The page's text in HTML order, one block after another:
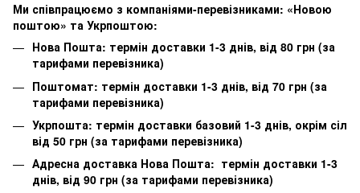
Ми співпрацюємо з компаніями-перевізниками: «Новою
поштою» та Укрпоштою:
Нова Пошта: термін доставки 1-3 днів, від 80 грн (за
тарифами перевізника)
Поштомат: термін доставки 1-3 днів, від 70 грн (за
тарифами перевізника)
Укрпошта: термін доставки базовий 1-3 днів, окрім сіл
від 50 грн (за тарифами перевізника)
Адресна доставка Нова Пошта: термін доставки 1-3
днів, від 90 грн (за тарифами перевізника)